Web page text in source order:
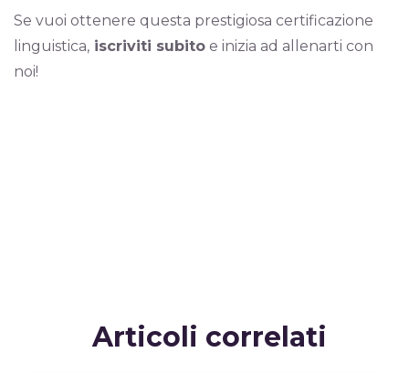
Se vuoi ottenere questa prestigiosa certificazione
linguistica,iscriviti subitoe inizia ad allenarti con
noi!
Articoli correlati